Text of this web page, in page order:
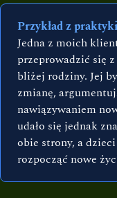
Przykład z
Jedna z moich
przeprowadzić się
bliżej rodziny. Jej
zmianę,
nawiązywaniem
udało się jednak
obie strony, a
rozpocząć nowe